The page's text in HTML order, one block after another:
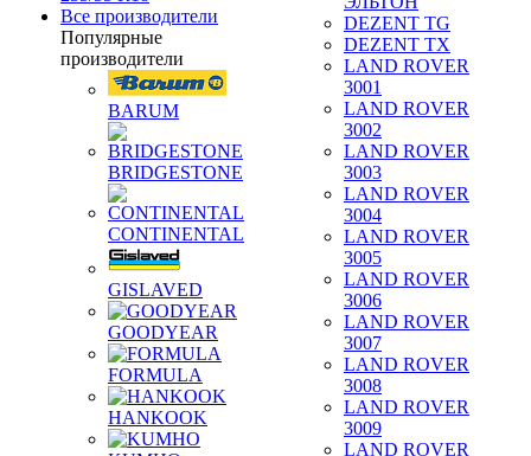
Все производители
Популярные
производители
BARUM
BRIDGESTONE
CONTINENTAL
GISLAVED
GOODYEAR
FORMULA
HANKOOK
DEZENT TG
DEZENT TX
LAND ROVER
3001
LAND ROVER
3002
LAND ROVER
3003
LAND ROVER
3004
LAND ROVER
3005
LAND ROVER
3006
LAND ROVER
3007
LAND ROVER
3008
LAND ROVER
3009
LAND ROVER